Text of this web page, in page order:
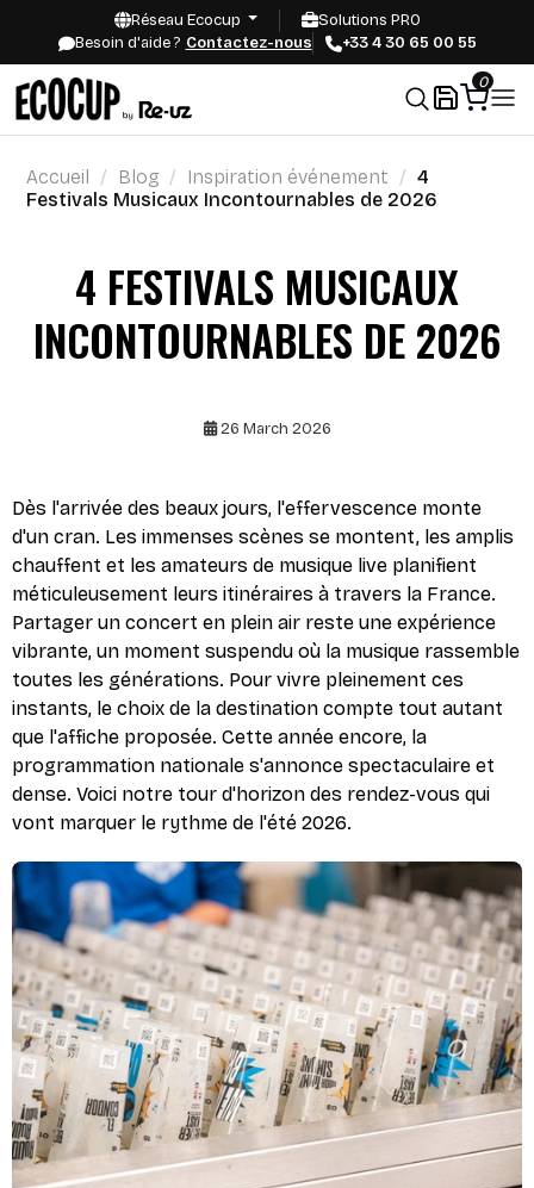
Réseau Ecocup
Solutions PRO
Besoin d'aide ? Contactez-nous +33 4 30 65 00 55
0
Accueil Blog Inspiration événement
4
Festivals Musicaux Incontournables de 2026
4 FESTIVALS MUSICAUX
INCONTOURNABLES DE 2026
26 March 2026
Dès l'arrivée des beaux jours, l'effervescence monte
d'un cran. Les immenses scènes se montent, les amplis
chauffent et les amateurs de musique live planifient
méticuleusement leurs itinéraires à travers la France.
Partager un concert en plein air reste une expérience
vibrante, un moment suspendu où la musique rassemble
toutes les générations. Pour vivre pleinement ces
instants, le choix de la destination compte tout autant
que l'affiche proposée. Cette année encore, la
programmation nationale s'annonce spectaculaire et
dense. Voici notre tour d'horizon des rendez-vous qui
vont marquer le rythme de l'été 2026.